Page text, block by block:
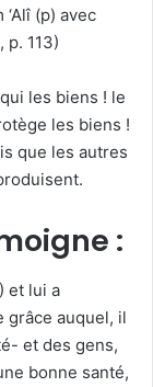
(p) avec
p. 113)
les biens ! le
les biens !
que les autres
:
et lui a
grâce auquel, il
et des gens,
bonne santé,